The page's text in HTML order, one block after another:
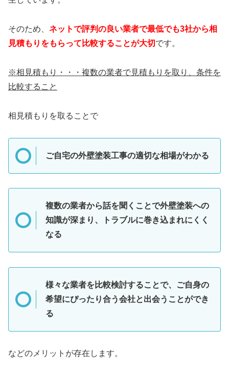
そのため、 ネットで評判の良い業者で最低でも3社から相
見積もりをもらって比較することが大切です。
※相見積もり・・・複数の業者で見積もりを取り、条件を
比較すること
相見積もりを取ることで
ご自宅の外壁塗装工事の適切な相場がわかる
複数の業者から話を聞くことで外壁塗装への
知識が深まり、トラブルに巻き込まれにくく
なる
様々な業者を比較検討することで、ご自身の
希望にぴったり合う会社と出会うことができ
る
などのメリットが存在します。